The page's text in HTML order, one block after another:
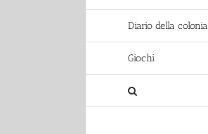
Diario della colonia
Giochi